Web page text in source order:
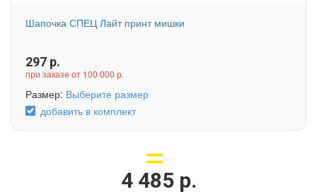
Шапочка СПЕЦ Лайт принт мишки
297 р.
при заказе от 100 000 р.
Размер: Выберите размер
добавить в комплект
4 485р.